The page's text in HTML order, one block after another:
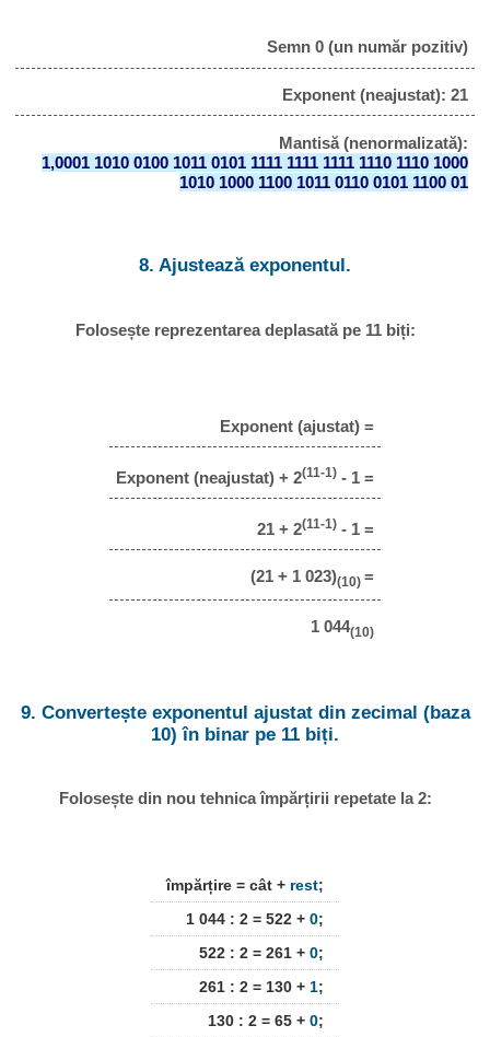
Semn 0 (un număr pozitiv)
Exponent (neajustat): 21
Mantisă (nenormalizată):
1,0001 1010 0100 1011 0101 1111 1111 1111 1110 1110 1000
1010 1000 1100 1011 0110 0101 1100 01
8. Ajustează exponentul.
Folosește reprezentarea deplasată pe 11 biți:
Exponent (ajustat) =
Exponent (neajustat) + 2(11-1) - 1 =
21 + 2(11-1) - 1 =
(21 + 1 023)(10) =
1 044(10)
9. Convertește exponentul ajustat din zecimal (baza
10) în binar pe 11 biți.
Folosește din nou tehnica împărțirii repetate la 2:
împărțire = cât + rest;
1 044 : 2 = 522 + 0;
522 : 2 = 261 + 0;
261 : 2 = 130 + 1;
130 : 2 = 65 + 0;